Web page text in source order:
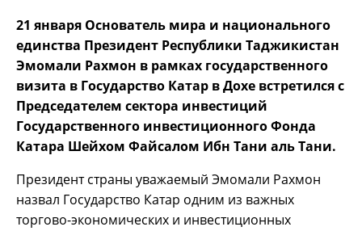
21 января Основатель мира и национального
единства Президент Республики Таджикистан
Эмомали Рахмон в рамках государственного
визита в Государство Катар в Дохе встретился с
Председателем сектора инвестиций
Государственного инвестиционного Фонда
Катара Шейхом Файсалом Ибн Тани аль Тани.
Президент страны уважаемый Эмомали Рахмон
назвал Государство Катар одним из важных
торгово-экономических и инвестиционных